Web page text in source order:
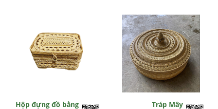
Hộp đựng đồ bằng
Tráp Mây